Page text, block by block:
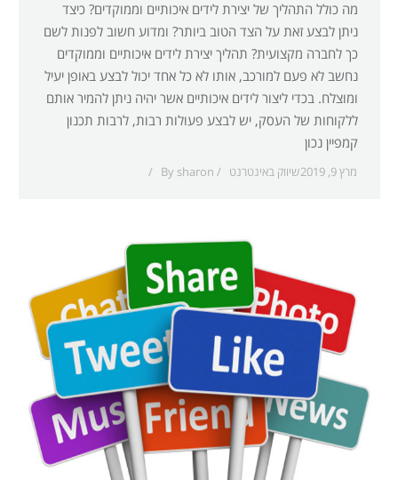
מה כולל התהליך של יצירת לידים איכותיים וממוקדים? כיצד
ניתן לבצע זאת על הצד הטוב ביותר? ומדוע חשוב לפנות לשם
כך לחברה מקצועית? תהליך יצירת לידים איכותיים וממוקדים
נחשב לא פעם למורכב, אותו לא כל אחד יכול לבצע באופן יעיל
ומוצלח. בכדי ליצור לידים איכותיים אשר יהיה ניתן להמיר אותם
ללקוחות של העסק, יש לבצע פעולות רבות, לרבות תכנון
קמפיין נכון
מרץ 9, 2019 שיווק באינטרנט By sharon